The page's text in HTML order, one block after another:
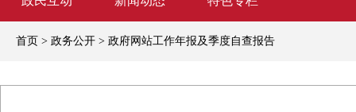
首页 > 政务公开 > 政府网站工作年报及季度自查报告